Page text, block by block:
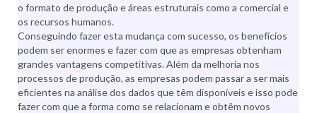
o formato de produção e áreas estruturais como a comercial e
os recursos humanos.
Conseguindo fazer esta mudança com sucesso, os benefícios
podem ser enormes e fazer com que as empresas obtenham
grandes vantagens competitivas. Além da melhoria nos
processos de produção, as empresas podem passar a ser mais
eficientes na análise dos dados que têm disponíveis e isso pode
fazer com que a forma como se relacionam e obtêm novos